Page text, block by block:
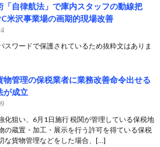
「自律航法」で庫内スタッフの動線把
米沢事業場の画期的現場改善
スワードで保護されているため抜粋文はありま
物管理の保税業者に業務改善命令出せる
が成立
化狙い、6月1日施行 税関が管理している保税地
の蔵置・加工・展示を行う許可を得ている保税
な貨物管理などをした場合、[…]